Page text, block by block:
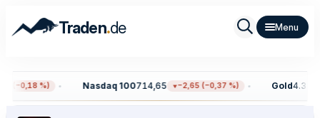
Traden.de
(−0,18 %) Nasdaq 100714,65 −2,65 (−0,37 %) Gold